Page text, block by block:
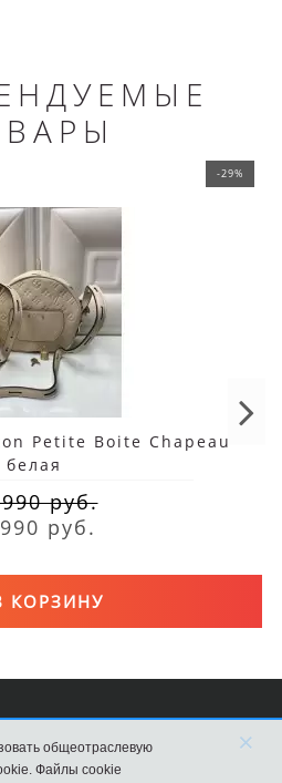
-29%
Petite Boite Chapeau
белая
руб.
руб.
КОРЗИНУ
общеотраслевую
Файлы cookie
×